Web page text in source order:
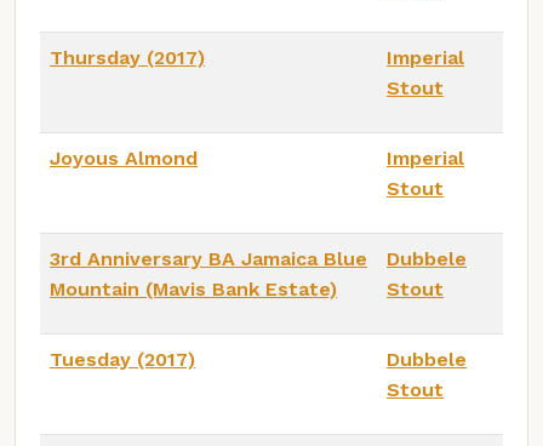
Thursday (2017)
Imperial
Stout
Joyous Almond
Imperial
Stout
3rd Anniversary BA Jamaica Blue
Mountain (Mavis Bank Estate)
Dubbele
Stout
Tuesday (2017)
Dubbele
Stout